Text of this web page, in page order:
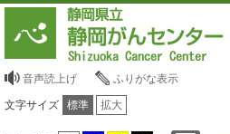
音声読上げ ふりがな表示
文字サイズ 標準 拡大